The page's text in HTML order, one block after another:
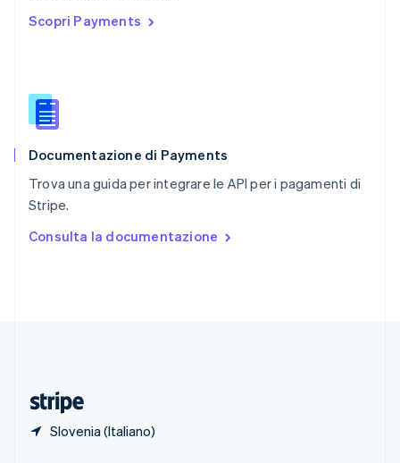
Scopri Payments
Documentazione di Payments
Trova una guida per integrare le API per i pagamenti di
Stripe.
Consulta la documentazione
Slovenia (Italiano)
English
English
Slovacchia
Slovenia
Spagna
Español
English Español简体中文